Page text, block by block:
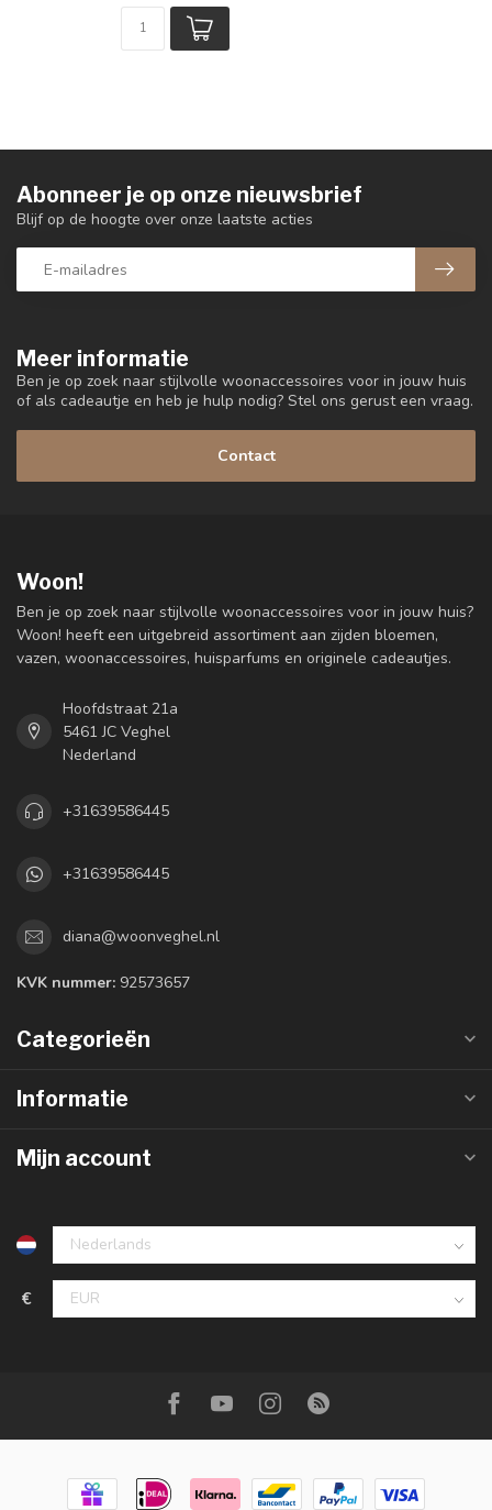
Meer informatie
Ben je op zoek naar stijlvolle woonaccessoires voor in jouw huis
of als cadeautje en heb je hulp nodig? Stel ons gerust een vraag.
Contact
Abonneer je op onze nieuwsbrief
Blijf op de hoogte over onze laatste acties
Woon!
Ben je op zoek naar stijlvolle woonaccessoires voor in jouw huis?
Woon! heeft een uitgebreid assortiment aan zijden bloemen,
vazen, woonaccessoires, huisparfums en originele cadeautjes.
Hoofdstraat 21a
5461 JC Veghel
Nederland
+31639586445
+31639586445
diana@woonveghel.nl
KVK nummer: 92573657
Categorieën
Informatie
Mijn account
€